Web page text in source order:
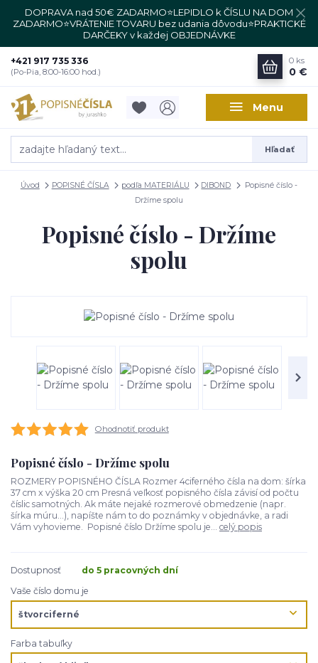
DOPRAVA nad 50€ ZADARMO⭐LEPIDLO k ČÍSLU NA DOM
ZADARMO⭐VRÁTENIE TOVARU bez udania dôvodu⭐PRAKTICKÉ
DARČEKY v každej OBJEDNÁVKE
Menu
Hľadať
+421 917 735 336
(Po-Pia, 8:00-16:00 hod.)
0 ks
0 €
Úvod POPISNÉ ČÍSLA podľa MATERIÁLU DIBOND
Popisné číslo -
Držíme spolu
Popisné číslo - Držíme
spolu
Ohodnotiť produkt
Popisné číslo - Držíme spolu
ROZMERY POPISNÉHO ČÍSLA Rozmer 4ciferného čísla na dom: šírka
37 cm x výška 20 cm Presná veľkosť popisného čísla závisí od počtu
číslic samotných. Ak máte nejaké rozmerové obmedzenie (napr.
šírka múru...), napíšte nám to do poznámky v objednávke, a radi
Vám vyhovieme. Popisné číslo Držíme spolu je... celý popis
Dostupnosť
do 5 pracovných dní
Vaše číslo domu je
Farba tabuľky